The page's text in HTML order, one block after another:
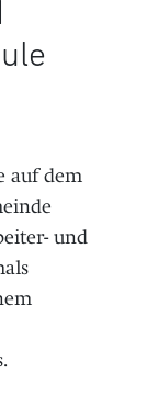
auf dem
und